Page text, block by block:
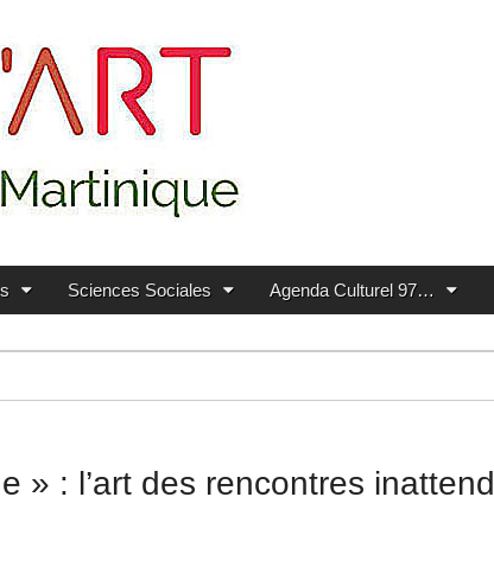
Sciences Sociales Agenda Culturel 97…
» : l’art des rencontres